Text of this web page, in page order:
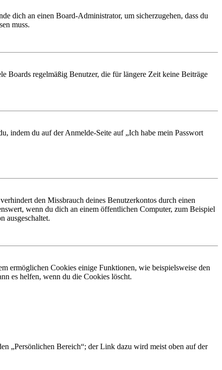
dich an einen Board-Administrator, um sicherzugehen, dass du
muss.
Boards regelmäßig Benutzer, die für längere Zeit keine Beiträge
indem du auf der Anmelde-Seite auf „Ich habe mein Passwort
den Missbrauch deines Benutzerkontos durch einen
wenn du dich an einem öffentlichen Computer, zum Beispiel
ausgeschaltet.
ermöglichen Cookies einige Funktionen, wie beispielsweise den
es helfen, wenn du die Cookies löscht.
„Persönlichen Bereich“; der Link dazu wird meist oben auf der